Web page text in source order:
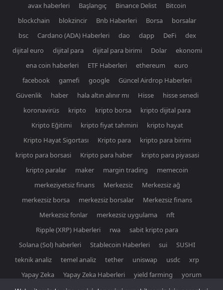
avax haberleri
Başlangıç Binance Delist
Bitcoin
blockchain
blokzincir Bnb Haberleri Borsa
borsalar
bsc
Cardano (ADA) Haberleri dao dapp DeFi
dex
dijital euro
dijital para dijital para birimi Dolar
ekonomi
ena coin haberleri
ETF Haberleri ethereum
euro
facebook
gamefi google
Güncel Airdrop Haberleri
Güvenlik
haber hala altın alınır mı Hisse
hisse senedi
koronavirüs
kripto kripto borsa
kripto dijital para
Kripto Eğitimi
kripto fiyat tahmini
kripto hayat
Kripto Hayat Sigortası
Kripto para
kripto para birimi
kripto para borsasi
Kripto para haber
kripto para piyasasi
kripto paralar
maker margin trading
memecoin
merkeziyetsiz finans
Merkezsiz
Merkezsiz ağ
merkezsiz borsa
merkezsiz borsalar
Merkezsiz finans
Merkezsiz fonlar
merkezsiz uygulama
nft
Ripple (XRP) Haberleri
rwa
sabit kripto para
Solana (Sol) haberleri
Stablecoin Haberleri sui
SUSHI
teknik analiz
temel analiz tether uniswap usdc
xrp
Yapay Zeka
Yapay Zeka Haberleri yield farming yorum